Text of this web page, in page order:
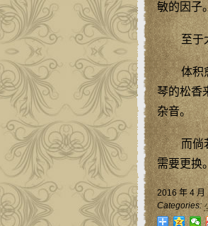
敏的因子
至于
体积
琴的松香
杂音。
而倘
需要更换
2016 年 4 月
Categories: